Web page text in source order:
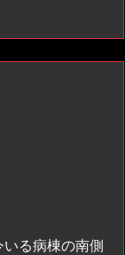
る病棟の南側